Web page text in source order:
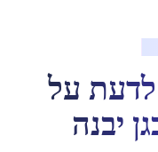
על
גן יבנה